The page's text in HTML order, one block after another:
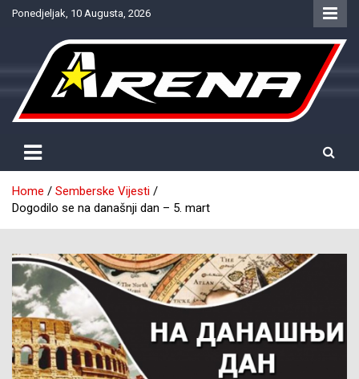
SkipPonedjeljak, 10 Augusta, 2026
NTV Arena
Home
Semberske Vijesti
Dogodilo se na današnji dan – 5. mart